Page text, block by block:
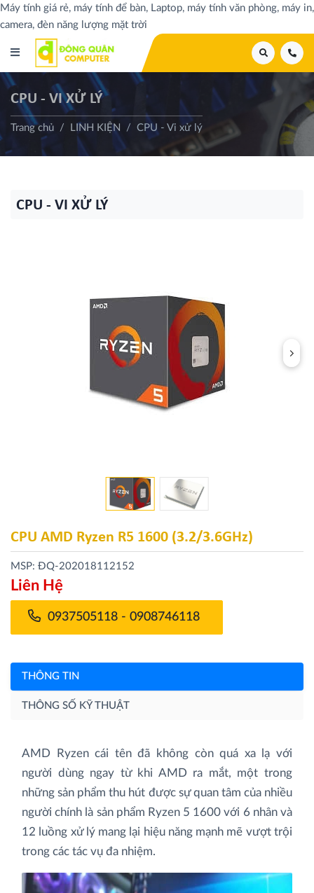
Máy tính giá rẻ, máy tính để bàn, Laptop, máy tính văn phòng, máy in,
camera, đèn năng lượng mặt trời
CPU - VI XỬ LÝ
Trang chủ LINH KIỆN CPU - Vi xử lý
CPU - VI XỬ LÝ
CPU AMD Ryzen R5 1600 (3.2/3.6GHz)
MSP: ĐQ-202018112152
Liên Hệ
0937505118 - 0908746118
THÔNG TIN
THÔNG SỐ KỸ THUẬT
AMD Ryzen cái tên đã không còn quá xa lạ với
người dùng ngay từ khi AMD ra mắt, một trong
những sản phẩm thu hút được sự quan tâm của nhiều
người chính là sản phẩm Ryzen 5 1600 với 6 nhân và
12 luồng xử lý mang lại hiệu năng mạnh mẽ vượt trội
trong các tác vụ đa nhiệm.